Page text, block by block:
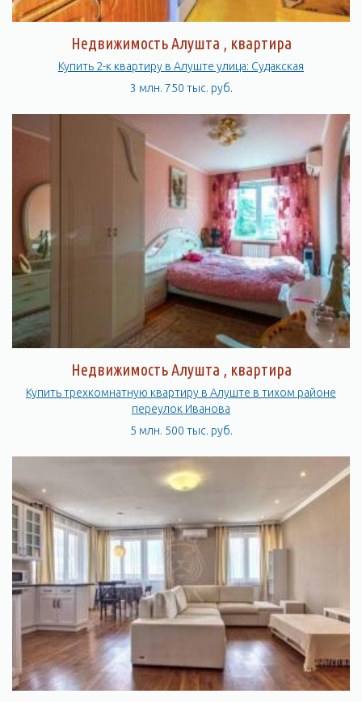
Недвижимость Алушта , квартира
Купить 2-к квартиру в Алуште улица: Судакская
3 млн. 750 тыс. руб.
Недвижимость Алушта , квартира
Купить трехкомнатную квартиру в Алуште в тихом районе
переулок Иванова
5 млн. 500 тыс. руб.